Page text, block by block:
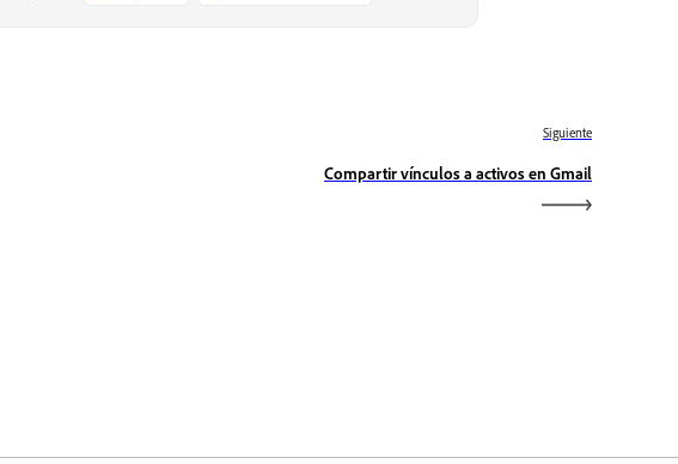
Siguiente
Compartir vínculos a activos en Gmail